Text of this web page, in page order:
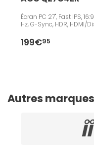
Écran PC 27", Fast IPS,
Hz, G-Sync, HDR, HDMI/
199€95
Autres marques